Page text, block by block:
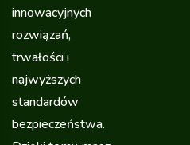
innowacyjnych
rozwiązań,
trwałości i
najwyższych
standardów
bezpieczeństwa.